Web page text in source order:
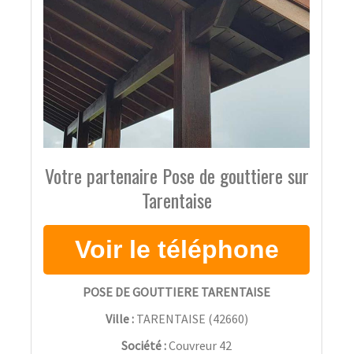
Votre partenaire Pose de gouttiere sur
Tarentaise
POSE DE GOUTTIERE TARENTAISE
Ville : TARENTAISE (42660)
Société :Couvreur 42